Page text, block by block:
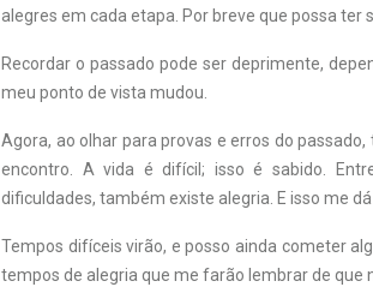
alegres em cada etapa. Por breve que possa ter
Recordar o passado pode ser deprimente,
meu ponto de vista mudou.
Agora, ao olhar para provas e erros do
encontro. A vida é difícil; isso é sabido.
dificuldades, também existe alegria. E isso me
Tempos difíceis virão, e posso ainda cometer
tempos de alegria que me farão lembrar de que